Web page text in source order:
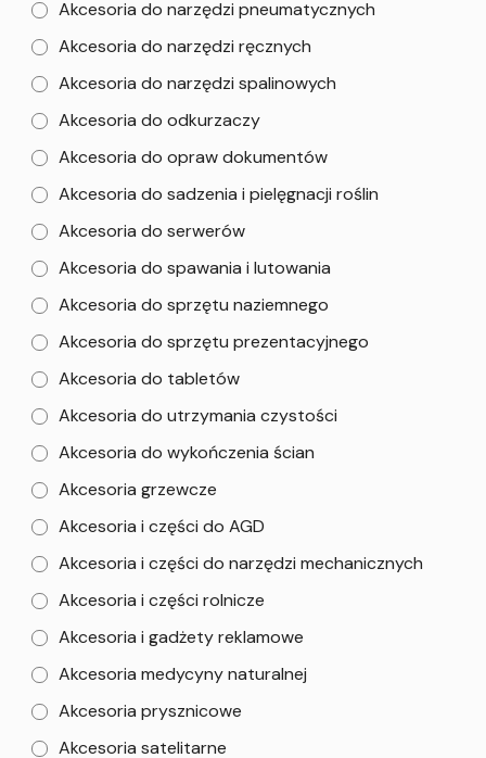
Akcesoria do narzędzi pneumatycznych
Akcesoria do narzędzi ręcznych
Akcesoria do narzędzi spalinowych
Akcesoria do odkurzaczy
Akcesoria do opraw dokumentów
Akcesoria do sadzenia i pielęgnacji roślin
Akcesoria do serwerów
Akcesoria do spawania i lutowania
Akcesoria do sprzętu naziemnego
Akcesoria do sprzętu prezentacyjnego
Akcesoria do tabletów
Akcesoria do utrzymania czystości
Akcesoria do wykończenia ścian
Akcesoria grzewcze
Akcesoria i części do AGD
Akcesoria i części do narzędzi mechanicznych
Akcesoria i części rolnicze
Akcesoria i gadżety reklamowe
Akcesoria medycyny naturalnej
Akcesoria prysznicowe
Akcesoria satelitarne